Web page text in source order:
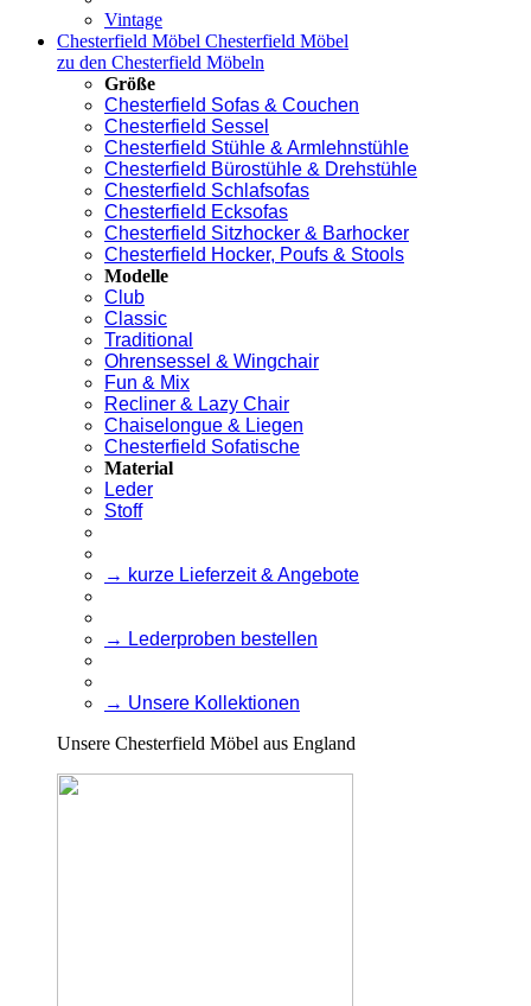
Vintage
Chesterfield Möbel Chesterfield Möbel
zu den Chesterfield Möbeln
Größe
Chesterfield Sofas & Couchen
Chesterfield Sessel
Chesterfield Stühle & Armlehnstühle
Chesterfield Bürostühle & Drehstühle
Chesterfield Schlafsofas
Chesterfield Ecksofas
Chesterfield Sitzhocker & Barhocker
Chesterfield Hocker, Poufs & Stools
Modelle
Club
Classic
Traditional
Ohrensessel & Wingchair
Fun & Mix
Recliner & Lazy Chair
Chaiselongue & Liegen
Chesterfield Sofatische
Material
Leder
Stoff
→ kurze Lieferzeit & Angebote
→ Lederproben bestellen
→ Unsere Kollektionen
Unsere Chesterfield Möbel aus England